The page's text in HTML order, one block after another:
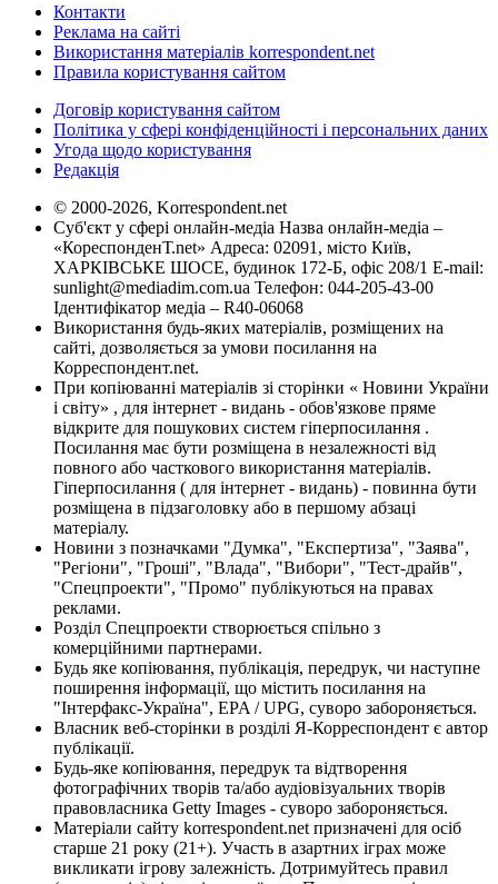
Контакти
Реклама на сайті
Використання матеріалів korrespondent.net
Правила користування сайтом
Договір користування сайтом
Політика у сфері конфіденційності і персональних даних
Угода щодо користування
Редакція
© 2000-2026, Korrespondent.net
Суб'єкт у сфері онлайн-медіа Назва онлайн-медіа –
«КореспонденТ.net» Адреса: 02091, місто Київ,
ХАРКІВСЬКЕ ШОСЕ, будинок 172-Б, офіс 208/1 E-mail:
sunlight@mediadim.com.ua Телефон: 044-205-43-00
Ідентифікатор медіа – R40-06068
Використання будь-яких матеріалів, розміщених на
сайті, дозволяється за умови посилання на
Корреспондент.net.
При копіюванні матеріалів зі сторінки « Новини України
і світу» , для інтернет - видань - обов'язкове пряме
відкрите для пошукових систем гіперпосилання .
Посилання має бути розміщена в незалежності від
повного або часткового використання матеріалів.
Гіперпосилання ( для інтернет - видань) - повинна бути
розміщена в підзаголовку або в першому абзаці
матеріалу.
Новини з позначками "Думка", "Експертиза", "Заява",
"Регіони", "Гроші", "Влада", "Вибори", "Тест-драйв",
"Спецпроекти", "Промо" публікуються на правах
реклами.
Розділ Спецпроекти створюється спільно з
комерційними партнерами.
Будь яке копіювання, публікація, передрук, чи наступне
поширення інформації, що містить посилання на
"Інтерфакс-Україна", EPA / UPG, суворо забороняється.
Власник веб-сторінки в розділі Я-Корреспондент є автор
публікації.
Будь-яке копіювання, передрук та відтворення
фотографічних творів та/або аудіовізуальних творів
правовласника Getty Images - суворо забороняється.
Матеріали сайту korrespondent.net призначені для осіб
старше 21 року (21+). Участь в азартних іграх може
викликати ігрову залежність. Дотримуйтесь правил